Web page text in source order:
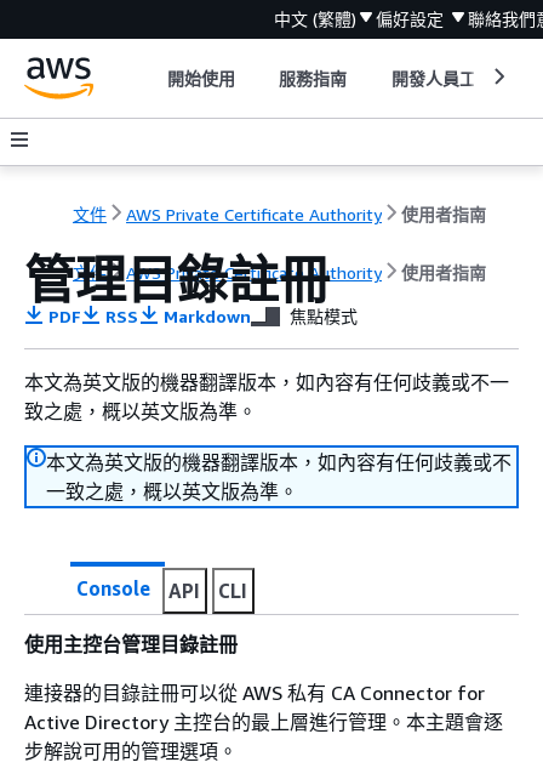
中文 (繁體) 偏好設定 聯絡我們
開始使用 服務指南 開發人員工具
文件 AWS Private Certificate Authority 使用者指南
文件 AWS Private Certificate Authority 使用者指南
管理目錄註冊
PDF RSS Markdown 焦點模式
本文為英文版的機器翻譯版本，如內容有任何歧義或不一
致之處，概以英文版為準。
本文為英文版的機器翻譯版本，如內容有任何歧義或不
一致之處，概以英文版為準。
Console API CLI
使用主控台管理目錄註冊
連接器的目錄註冊可以從 AWS 私有 CA Connector for
Active Directory 主控台的最上層進行管理。本主題會逐
步解說可用的管理選項。